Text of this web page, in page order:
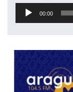
Tocador
00:00